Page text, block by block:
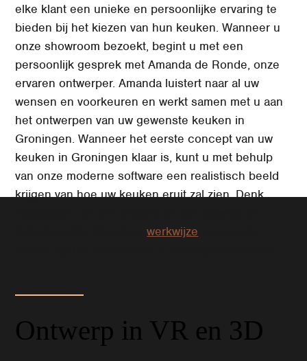
elke klant een unieke en persoonlijke ervaring te
bieden bij het kiezen van hun keuken. Wanneer u
onze showroom bezoekt, begint u met een
persoonlijk gesprek met Amanda de Ronde, onze
ervaren ontwerper. Amanda luistert naar al uw
wensen en voorkeuren en werkt samen met u aan
het ontwerpen van uw gewenste keuken in
Groningen. Wanneer het eerste concept van uw
keuken in Groningen klaar is, kunt u met behulp
van onze moderne software een realistisch beeld
krijgen van hoe uw keuken eruit zal zien. Denk
Virtual Reality. Met dezewerkwijze
Ontwerp in VR en 3D